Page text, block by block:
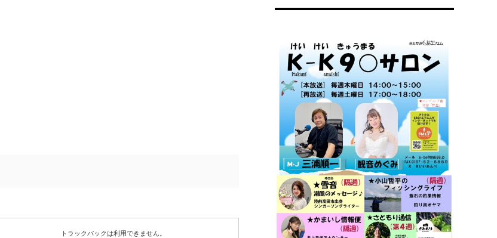
トラックバックは利用できません。